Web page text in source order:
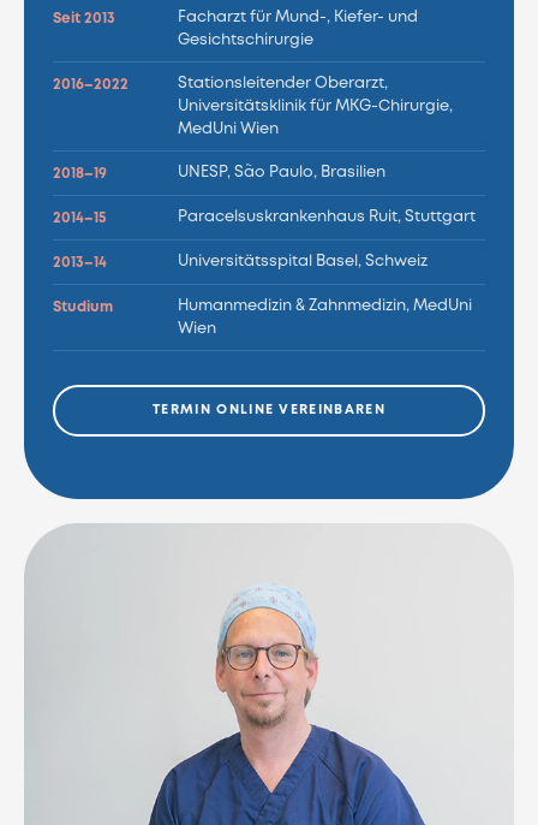
Seit 2013
Facharzt für Mund-, Kiefer- und
Gesichtschirurgie
2016–2022
Stationsleitender Oberarzt,
Universitätsklinik für MKG-Chirurgie,
MedUni Wien
2018–19 UNESP, São Paulo, Brasilien
2014–15 Paracelsuskrankenhaus Ruit, Stuttgart
2013–14 Universitätsspital Basel, Schweiz
Studium
Humanmedizin & Zahnmedizin, MedUni
Wien
TERMIN ONLINE VEREINBAREN